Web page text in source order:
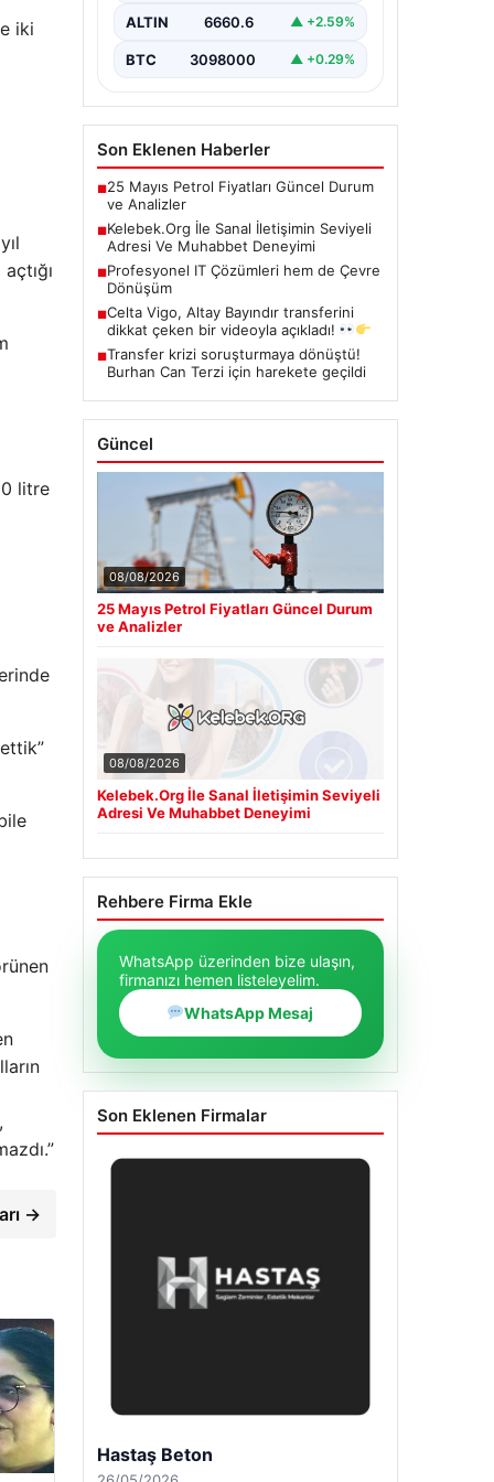
iki
litre
→
Halen çeşitli…
ALTIN 6660.6 ▲ +2.59%
BTC 3098000 ▲ +0.29%
Son Eklenen Haberler
■25 Mayıs Petrol Fiyatları Güncel Durum
ve Analizler
■Kelebek.Org İle Sanal İletişimin Seviyeli
Adresi Ve Muhabbet Deneyimi
■Profesyonel IT Çözümleri hem de Çevre
Dönüşüm
■Celta Vigo, Altay Bayındır transferini
dikkat çeken bir videoyla açıkladı!
■Transfer krizi soruşturmaya dönüştü!
Burhan Can Terzi için harekete geçildi
Güncel
08/08/2026
25 Mayıs Petrol Fiyatları Güncel Durum
ve Analizler
08/08/2026
Kelebek.Org İle Sanal İletişimin Seviyeli
Adresi Ve Muhabbet Deneyimi
Rehbere Firma Ekle
WhatsApp üzerinden bize ulaşın,
firmanızı hemen listeleyelim.
WhatsApp Mesaj
Son Eklenen Firmalar
Enes Kaplan Avukatlık Bürosu